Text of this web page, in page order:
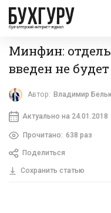
бухгалтерский интернет-журнал
Минфин:
введен не будет
Автор: Владимир
Актуально на 24.01.2018
Прочитано: 638 раз
Поделиться
Сохранить статью